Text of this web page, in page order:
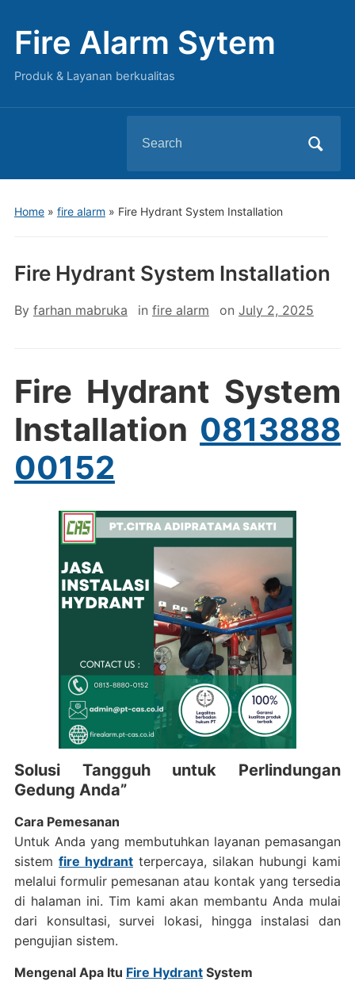
Fire Alarm Sytem
Produk & Layanan berkualitas
for:
Home» fire alarm » Fire Hydrant System Installation
Fire Hydrant System Installation
By farhan mabruka in fire alarm on July 2, 2025
Fire Hydrant System
Installation 0813888
00152
Solusi Tangguh untuk Perlindungan
Gedung Anda”
Cara Pemesanan
Untuk Anda yang membutuhkan layanan pemasangan
sistem fire hydrantterpercaya, silakan hubungi kami
melalui formulir pemesanan atau kontak yang tersedia
di halaman ini. Tim kami akan membantu Anda mulai
dari konsultasi, survei lokasi, hingga instalasi dan
pengujian sistem.
Mengenal Apa Itu Fire HydrantSystem